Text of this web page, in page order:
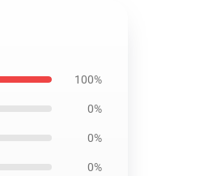
100%
0%
0%
0%